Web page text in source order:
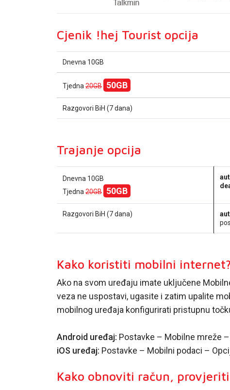
Cjenik !hej Tourist opcija
Dnevna 10GB
Tjedna 20GB 50GB
Razgovori BiH (7 dana)
Trajanje opcija
Dnevna 10GB
Tjedna 20GB 50GB
Razgovori BiH (7 dana)
Kako koristiti mobilni internet?
Ako na svom uređaju imate uključene
veza ne uspostavi, ugasite i zatim upalite
mobilnog uređaja konfigurirati pristupnu
Android uređaj: Postavke – Mobilne mreže
iOS uređaj: Postavke – Mobilni podaci –
Kako obnoviti račun,